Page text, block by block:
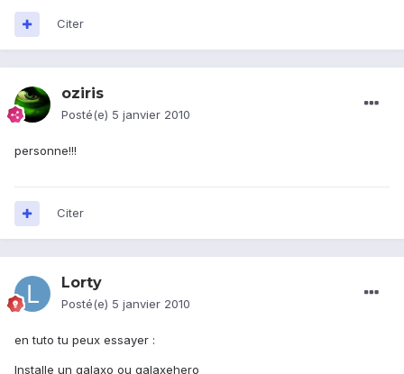
Citer
oziris
Posté(e) 5 janvier 2010
personne!!!
Citer
Lorty
Posté(e) 5 janvier 2010
en tuto tu peux essayer :
Installe un galaxo ou galaxehero